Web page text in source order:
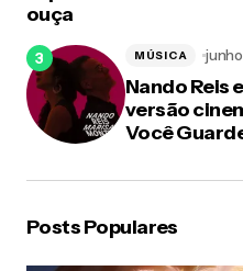
ouça
Nando Reis
versão
Você
MÚSICA
Posts Populares